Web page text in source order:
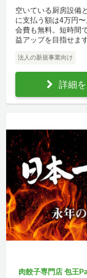
空いている厨房設備
に支払う額は4万円
会費も無料。短時間
益アップを目指せます
法人の新規事業向け
詳細
肉餃子専門店 包王